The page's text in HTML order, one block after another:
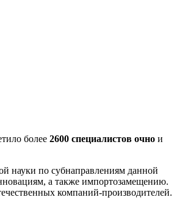
более 2600 специалистов очно и
науки по субнаправлениям данной
а также импортозамещению.
компаний-производителей.